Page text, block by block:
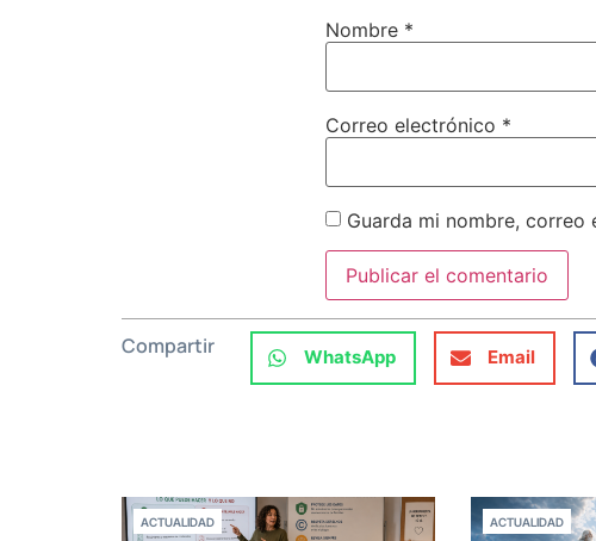
Nombre *
Correo electrónico *
Guarda mi nombre,
Compartir WhatsApp Email
ACTUALIDAD ACTUALIDAD